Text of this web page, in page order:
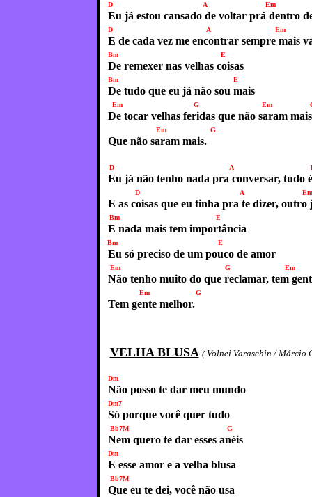
D A Em
Eu já estou cansado de voltar prá dentro
D A Em
E de cada vez me encontrar sempre mais
Bm E
De remexer nas velhas coisas
Bm E
De tudo que eu já não sou mais
Em G
De tocar velhas feridas que não saram mais
Em G
Que não saram mais.
D A Em
Eu já não tenho nada pra conversar, tudo
D A Em
E as coisas que eu tinha pra te dizer, outro
Bm E
E nada mais tem importância
Bm E
Eu só preciso de um pouco de amor
Em G
Não tenho muito do que reclamar, tem
Em G
Tem gente melhor.
VELHA BLUSA ( Volnei Varaschin / Márcio
Dm
Não posso te dar meu mundo
Dm7
Só porque você quer tudo
Bb7M G
Nem quero te dar esses anéis
Dm
E esse amor e a velha blusa
Bb7M
Que eu te dei, você não usa